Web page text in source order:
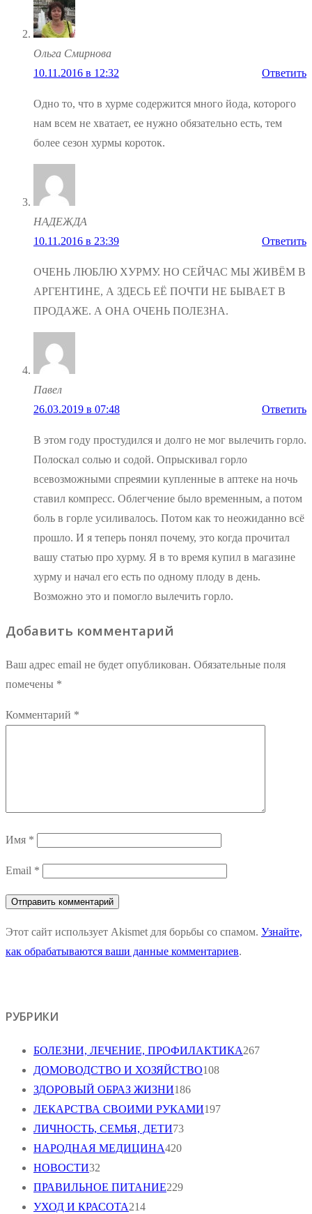
Ольга Смирнова
10.11.2016 в 12:32
Ответить
Одно то, что в хурме содержится много йода, которого
нам всем не хватает, ее нужно обязательно есть, тем
более сезон хурмы короток.
НАДЕЖДА
10.11.2016 в 23:39
Ответить
ОЧЕНЬ ЛЮБЛЮ ХУРМУ. НО СЕЙЧАС МЫ ЖИВЁМ В
АРГЕНТИНЕ, А ЗДЕСЬ ЕЁ ПОЧТИ НЕ БЫВАЕТ В
ПРОДАЖЕ. А ОНА ОЧЕНЬ ПОЛЕЗНА.
Павел
26.03.2019 в 07:48
Ответить
В этом году простудился и долго не мог вылечить горло.
Полоскал солью и содой. Опрыскивал горло
всевозможными спреямии купленные в аптеке на ночь
ставил компресс. Облегчение было временным, а потом
боль в горле усиливалось. Потом как то неожиданно всё
прошло. И я теперь понял почему, это когда прочитал
вашу статью про хурму. Я в то время купил в магазине
хурму и начал его есть по одному плоду в день.
Возможно это и помогло вылечить горло.
Добавить комментарий
Ваш адрес email не будет опубликован. Обязательные поля
помечены *
Комментарий *
Имя *
Email *
Этот сайт использует Akismet для борьбы со спамом. Узнайте,
как обрабатываются ваши данные комментариев.
РУБРИКИ
БОЛЕЗНИ, ЛЕЧЕНИЕ, ПРОФИЛАКТИКА267
ДОМОВОДСТВО И ХОЗЯЙСТВО108
ЗДОРОВЫЙ ОБРАЗ ЖИЗНИ186
ЛЕКАРСТВА СВОИМИ РУКАМИ197
ЛИЧНОСТЬ, СЕМЬЯ, ДЕТИ73
НАРОДНАЯ МЕДИЦИНА420
НОВОСТИ32
ПРАВИЛЬНОЕ ПИТАНИЕ229
УХОД И КРАСОТА214